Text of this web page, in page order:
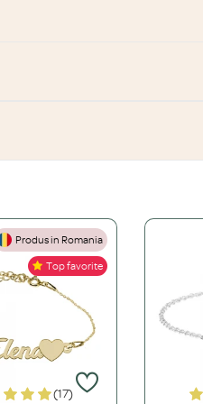
este mai accesibilă, dar necesită
de durabil, hipoalergenic și
Produs in Romania
Top favorite
(17)